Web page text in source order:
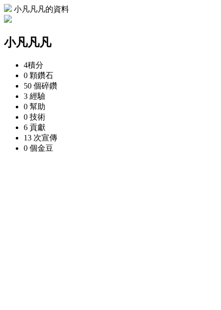
小凡凡凡的資料
小凡凡凡
4積分
0 顆鑽石
50 個碎鑽
3 經驗
0 幫助
0 技術
6 貢獻
13 次宣傳
0 個金豆